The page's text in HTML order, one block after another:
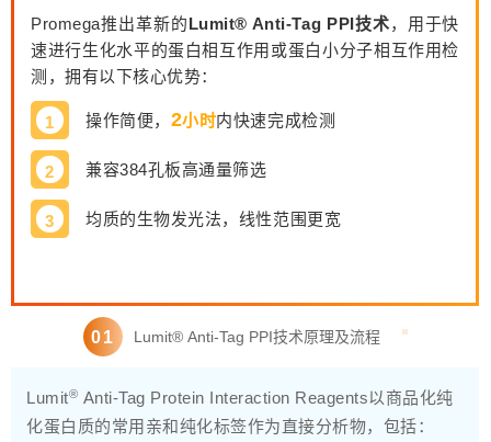
Promega推出革新的Lumit® Anti-Tag PPI技术，用于快
速进行生化水平的蛋白相互作用或蛋白小分子相互作用检
测，拥有以下核心优势：
1 操作简便， 2小时内快速完成检测
2 兼容384孔板高通量筛选
3 均质的生物发光法，线性范围更宽
01 Lumit® Anti-Tag PPI技术原理及流程
Lumit® Anti-Tag Protein Interaction Reagents以商品化纯
化蛋白质的常用亲和纯化标签作为直接分析物，包括：